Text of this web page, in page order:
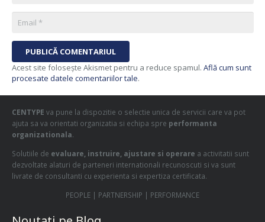
PUBLICĂ COMENTARIUL
Acest site folosește Akismet pentru a reduce spamul. Află cum sunt
procesate datele comentariilor tale.
CENTYPE va pune la dispozitie o selectie unica de servicii care va pot
ajuta sa va orientati organizatia si echipa spre performanta
organizationala.
Solutiile de evaluare, instruire, ajustare si operare a activitatii sunt
dezvoltate alaturi de parteneri internationali recunoscuti si va sunt
livrate de consultanti cu experienta si expertiza certificata.
PEOPLE | PARTNERSHIP | PERFORMANCE